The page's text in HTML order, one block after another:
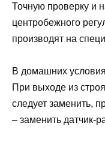
Точную проверку и
центробежного
производят на
В домашних
При выходе из
следует заменить,
– заменить датчик-